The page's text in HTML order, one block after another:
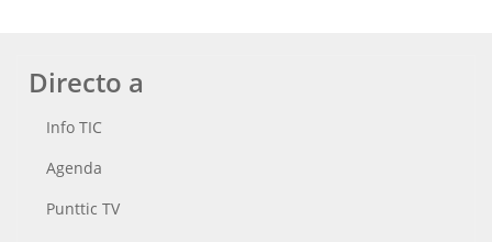
Directo a
Info TIC
Agenda
Punttic TV